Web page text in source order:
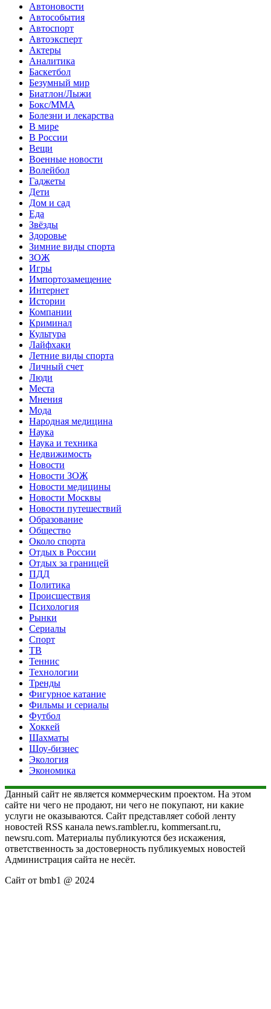
Автоновости
Автособытия
Автоспорт
Автоэксперт
Актеры
Аналитика
Баскетбол
Безумный мир
Биатлон/Лыжи
Бокс/MMA
Болезни и лекарства
В мире
В России
Вещи
Военные новости
Волейбол
Гаджеты
Дети
Дом и сад
Еда
Звёзды
Здоровье
Зимние виды спорта
ЗОЖ
Игры
Импортозамещение
Интернет
Истории
Компании
Криминал
Культура
Лайфхаки
Летние виды спорта
Личный счет
Люди
Места
Мнения
Мода
Народная медицина
Наука
Наука и техника
Недвижимость
Новости
Новости ЗОЖ
Новости медицины
Новости Москвы
Новости путешествий
Образование
Общество
Около спорта
Отдых в России
Отдых за границей
ПДД
Политика
Происшествия
Психология
Рынки
Сериалы
Спорт
ТВ
Теннис
Технологии
Тренды
Фигурное катание
Фильмы и сериалы
Футбол
Хоккей
Шахматы
Шоу-бизнес
Экология
Экономика
Данный сайт не является коммерческим проектом. На этом
сайте ни чего не продают, ни чего не покупают, ни какие
услуги не оказываются. Сайт представляет собой ленту
новостей RSS канала news.rambler.ru, kommersant.ru,
newsru.com. Материалы публикуются без искажения,
ответственность за достоверность публикуемых новостей
Администрация сайта не несёт.
Сайт от bmb1 @ 2024